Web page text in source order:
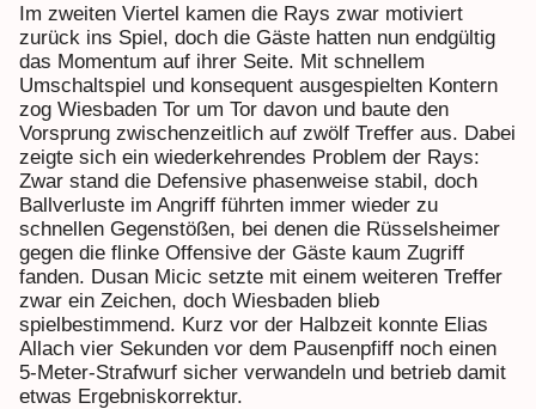
Im zweiten Viertel kamen die Rays zwar motiviert
zurück ins Spiel, doch die Gäste hatten nun endgültig
das Momentum auf ihrer Seite. Mit schnellem
Umschaltspiel und konsequent ausgespielten Kontern
zog Wiesbaden Tor um Tor davon und baute den
Vorsprung zwischenzeitlich auf zwölf Treffer aus. Dabei
zeigte sich ein wiederkehrendes Problem der Rays:
Zwar stand die Defensive phasenweise stabil, doch
Ballverluste im Angriff führten immer wieder zu
schnellen Gegenstößen, bei denen die Rüsselsheimer
gegen die flinke Offensive der Gäste kaum Zugriff
fanden. Dusan Micic setzte mit einem weiteren Treffer
zwar ein Zeichen, doch Wiesbaden blieb
spielbestimmend. Kurz vor der Halbzeit konnte Elias
Allach vier Sekunden vor dem Pausenpfiff noch einen
5-Meter-Strafwurf sicher verwandeln und betrieb damit
etwas Ergebniskorrektur.